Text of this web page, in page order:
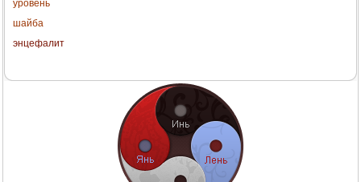
уровень
шайба
энцефалит